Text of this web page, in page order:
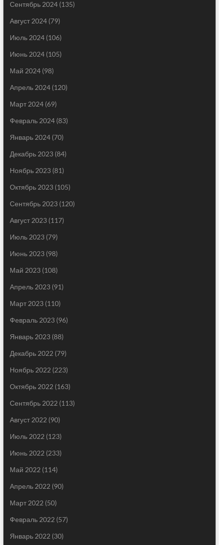
Сентябрь 2024(135)
Август 2024(79)
Июль 2024(106)
Июнь 2024(105)
Май 2024(98)
Апрель 2024(120)
Март 2024(69)
Февраль 2024(83)
Январь 2024(70)
Декабрь 2023(84)
Ноябрь 2023(81)
Октябрь 2023(105)
Сентябрь 2023(120)
Август 2023(117)
Июль 2023(79)
Июнь 2023(98)
Май 2023(108)
Апрель 2023(91)
Март 2023(110)
Февраль 2023(96)
Январь 2023(88)
Декабрь 2022 (79)
Ноябрь 2022 (223)
Октябрь 2022 (163)
Сентябрь 2022 (113)
Август 2022 (90)
Июль 2022 (123)
Июнь 2022 (233)
Май 2022 (114)
Апрель 2022 (90)
Март 2022 (50)
Февраль 2022 (57)
Январь 2022 (30)